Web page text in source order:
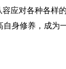
应对各种各样的
身修养，成为